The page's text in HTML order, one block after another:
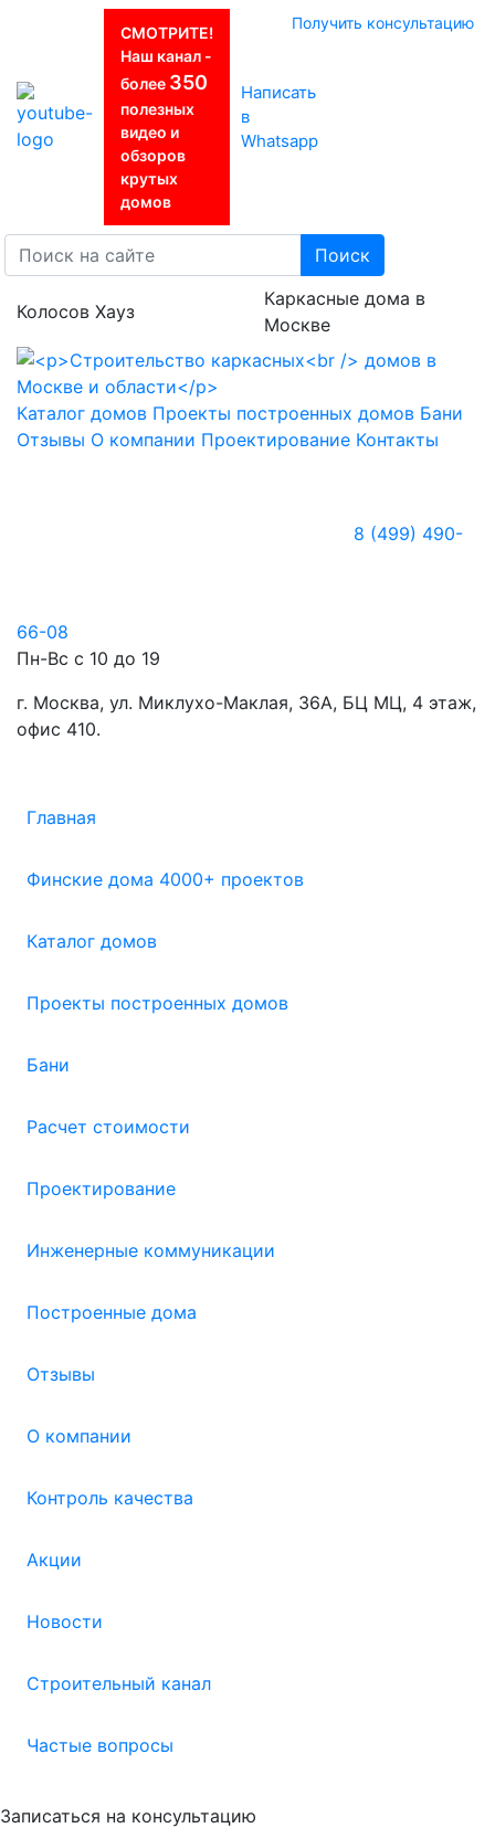
СМОТРИТЕ!
Наш канал -
более 350
полезных
видео и
обзоров
крутых
домов
Написать
в
Whatsapp
Получить консультацию
Поиск
Колосов Хауз
Каркасные дома в
Москве
Каталог домов Проекты построенных домов Бани
Отзывы О компании Проектирование Контакты
8 (499) 490-
66-08
Пн-Вс с 10 до 19
г. Москва, ул. Миклухо-Маклая, 36А, БЦ МЦ, 4 этаж,
офис 410.
Главная
Финские дома 4000+ проектов
Каталог домов
Проекты построенных домов
Бани
Расчет стоимости
Проектирование
Инженерные коммуникации
Построенные дома
Отзывы
О компании
Контроль качества
Акции
Новости
Строительный канал
Частые вопросы
Записаться на консультацию